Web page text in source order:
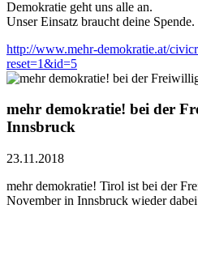
Demokratie geht uns alle an.
Unser Einsatz braucht deine Spende.
http://www.mehr-demokratie.at/
reset=1&id=5
mehr demokratie! bei der
Innsbruck
23.11.2018
mehr demokratie! Tirol ist bei der
November in Innsbruck wieder